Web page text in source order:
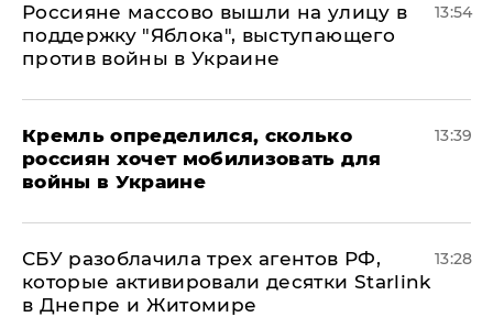
Россияне массово вышли на улицу в
поддержку "Яблока", выступающего
против войны в Украине
13:54
Кремль определился, сколько
россиян хочет мобилизовать для
войны в Украине
13:39
СБУ разоблачила трех агентов РФ,
которые активировали десятки Starlink
в Днепре и Житомире
13:28